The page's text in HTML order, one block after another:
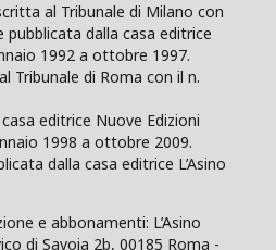
al Tribunale di Milano con
pubblicata dalla casa editrice
1992 a ottobre 1997.
Tribunale di Roma con il n.
editrice Nuove Edizioni
1998 a ottobre 2009.
dalla casa editrice L’Asino
e abbonamenti: L’Asino
di Savoia 2b, 00185 Roma -